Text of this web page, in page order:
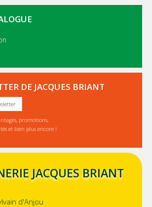
DE JACQUES BRIANT
promotions,
et bien plus encore !
JACQUES BRIANT
d'Anjou